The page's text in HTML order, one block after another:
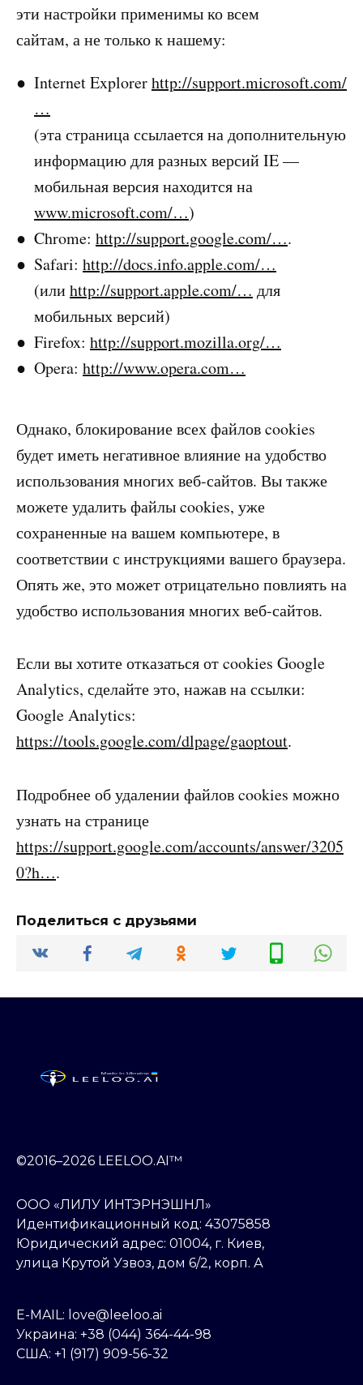
эти настройки применимы ко всем
сайтам, а не только к нашему:
Internet Explorerhttp://support.microsoft.com/
…
(эта страница ссылается на дополнительную
информацию для разных версий IE —
мобильная версия находится на
www.microsoft.com/…)
Chrome: http://support.google.com/….
Safari: http://docs.info.apple.com/…
(илиhttp://support.apple.com/… для
мобильных версий)
Firefox: http://support.mozilla.org/…
Opera: http://www.opera.com…
Однако, блокирование всех файлов cookies
будет иметь негативное влияние на удобство
использования многих веб-сайтов. Вы также
можете удалить файлы cookies, уже
сохраненные на вашем компьютере, в
соответствии с инструкциями вашего браузера.
Опять же, это может отрицательно повлиять на
удобство использования многих веб-сайтов.
Если вы хотите отказаться от cookies Google
Analytics, сделайте это, нажав на ссылки:
Google Analytics:
https://tools.google.com/dlpage/gaoptout.
Подробнее об удалении файлов cookies можно
узнать на странице
https://support.google.com/accounts/answer/3205
0?h….
Поделиться с друзьями
©2016–2026 LEELOO.AI™
ООО «ЛИЛУ ИНТЭРНЭШНЛ»
Идентификационный код: 43075858
Юридический адрес: 01004, г. Киев,
улица Крутой Узвоз, дом 6/2, корп. А
E-MAIL: love@leeloo.ai
Украина: +38 (044) 364-44-98
США: +1 (917) 909-56-32